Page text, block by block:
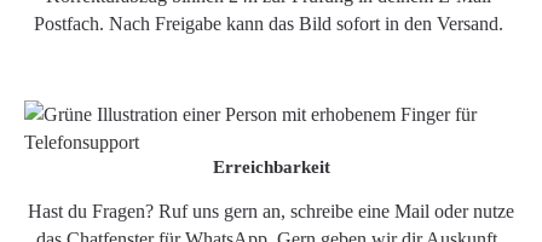
Postfach. Nach Freigabe kann das Bild sofort in den Versand.
Erreichbarkeit
Hast du Fragen? Ruf uns gern an, schreibe eine Mail oder nutze